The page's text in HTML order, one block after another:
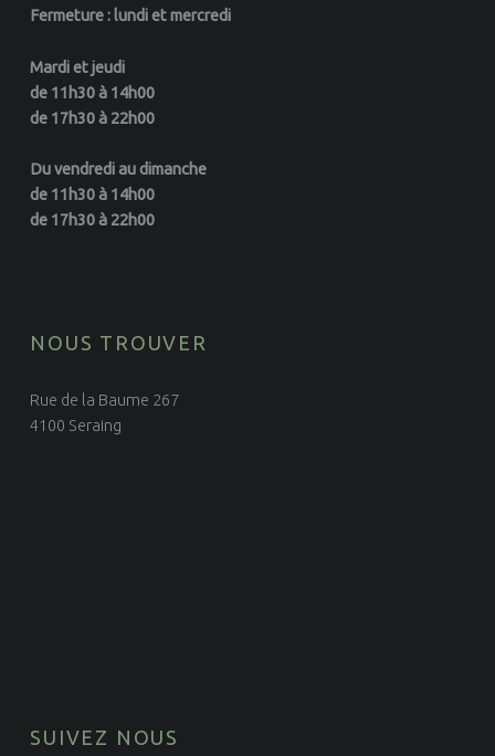
Fermeture : lundi et mercredi
Mardi et jeudi
de 11h30 à 14h00
de 17h30 à 22h00
Du vendredi au dimanche
de 11h30 à 14h00
de 17h30 à 22h00
NOUS TROUVER
Rue de la Baume 267
4100 Seraing
SUIVEZ NOUS